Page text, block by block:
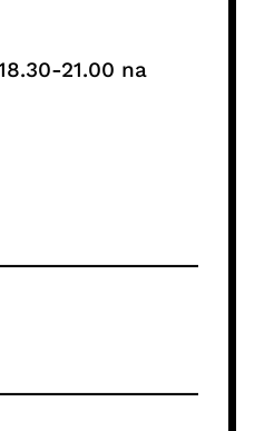
21.00 na